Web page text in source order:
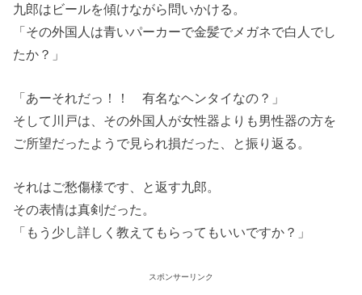
九郎はビールを傾けながら問いかける。
「その外国人は青いパーカーで金髪でメガネで白人でし
たか？」
「あーそれだっ！！ 有名なヘンタイなの？」
そして川戸は、その外国人が女性器よりも男性器の方を
ご所望だったようで見られ損だった、と振り返る。
それはご愁傷様です、と返す九郎。
その表情は真剣だった。
「もう少し詳しく教えてもらってもいいですか？」
スポンサーリンク